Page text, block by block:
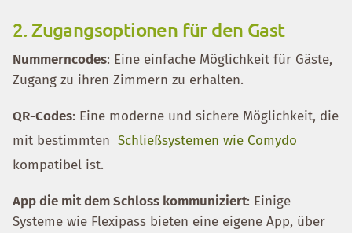
2. Zugangsoptionen für den Gast
Nummerncodes: Eine einfache Möglichkeit für Gäste,
Zugang zu ihren Zimmern zu erhalten.
QR-Codes: Eine moderne und sichere Möglichkeit, die
mit bestimmten Schließsystemen wie Comydo
kompatibel ist.
App die mit dem Schloss kommuniziert: Einige
Systeme wie Flexipass bieten eine eigene App, über